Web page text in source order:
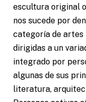
escultura original
nos sucede por
categoría de artes
dirigidas a un
integrado por
algunas de sus
literatura,